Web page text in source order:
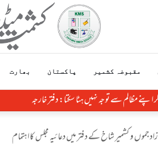
مقبوضہ کشمیر پاکستان بھارت
مظالم سے توجہ نہیں ہٹا سکتا: دفتر خارجہ
و کشمیر شاخ کے دفتر میں دعائیہ مجلس کا اہتمام